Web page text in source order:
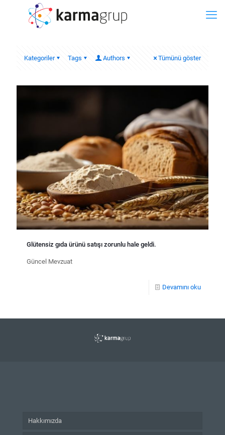
Kategoriler Tags Authors Tümünü göster
Glütensiz gıda ürünü satışı zorunlu hale geldi.
Güncel Mevzuat
Devamını oku
Hakkımızda